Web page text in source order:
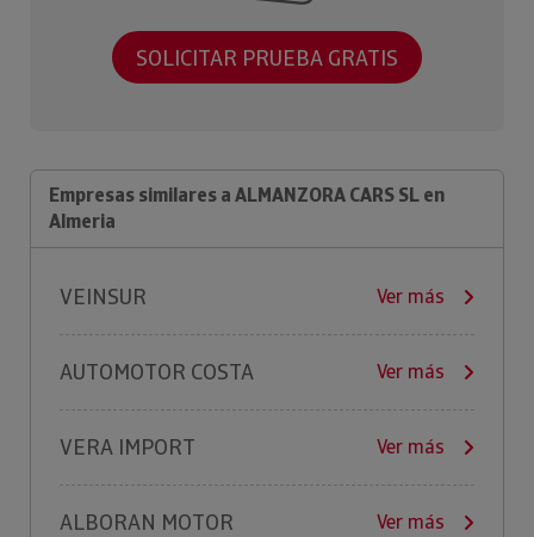
SOLICITAR PRUEBA GRATIS
Empresas similares a ALMANZORA CARS SL en
Almeria
VEINSUR Ver más
AUTOMOTOR COSTA Ver más
VERA IMPORT Ver más
ALBORAN MOTOR Ver más